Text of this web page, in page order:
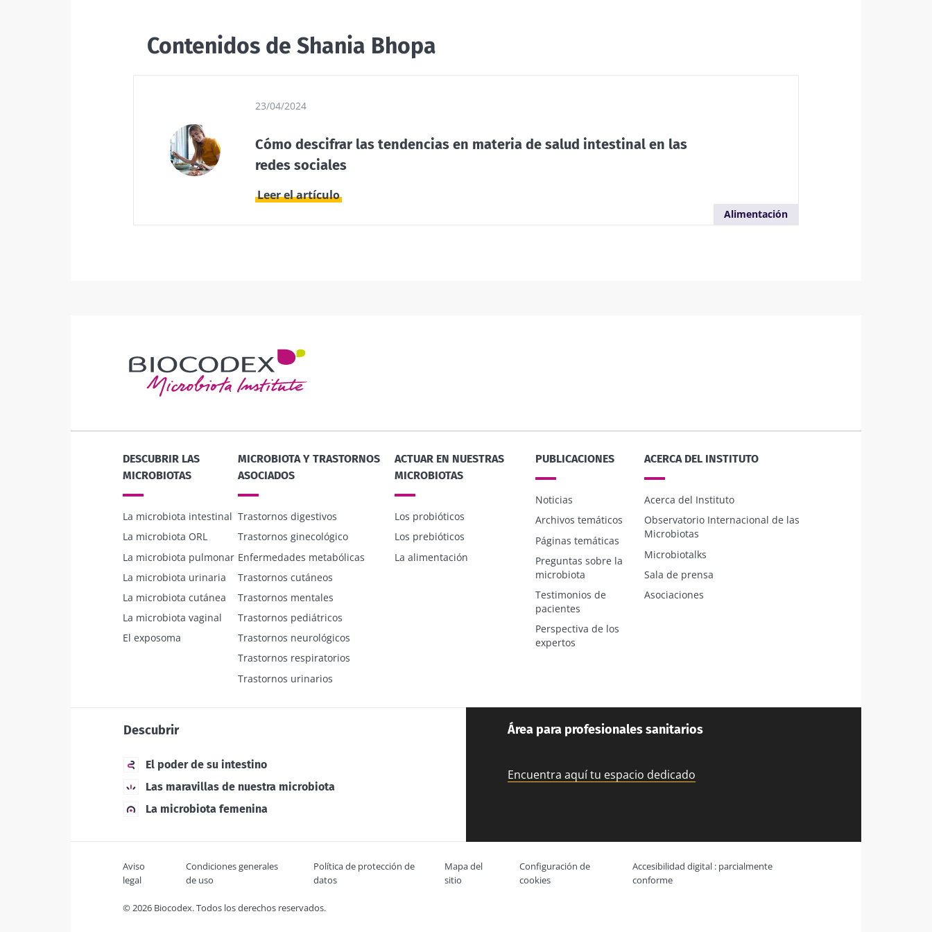
Contenidos de Shania Bhopa
23/04/2024
Cómo descifrar las tendencias en materia de salud intestinal en las
redes sociales
Leer el artículo
Alimentación
burbujeante, ácido y
el kéfir está
paladar ...
Más información
de la preferencia
DESCUBRIR LAS
MICROBIOTAS
La microbiota intestinal
La microbiota ORL
La microbiota pulmonar
La microbiota urinaria
La microbiota cutánea
La microbiota vaginal
El exposoma
MICROBIOTA Y TRASTORNOS
ASOCIADOS
Trastornos digestivos
Trastornos ginecológico
Enfermedades metabólicas
Trastornos cutáneos
Trastornos mentales
Trastornos pediátricos
Trastornos neurológicos
Trastornos respiratorios
Trastornos urinarios
ACTUAR EN NUESTRAS
MICROBIOTAS
Los probióticos
Los prebióticos
La alimentación
PUBLICACIONES
Noticias
Archivos temáticos
Páginas temáticas
Preguntas sobre la
microbiota
Testimonios de
pacientes
Perspectiva de los
expertos
ACERCA DEL INSTITUTO
Acerca del Instituto
Observatorio Internacional de las
Microbiotas
Microbiotalks
Sala de prensa
Asociaciones
Descubrir
El poder de su intestino
Las maravillas de nuestra microbiota
La microbiota femenina
Área para profesionales sanitarios
Encuentra aquí tu espacio dedicado
© 2026 Biocodex. Todos los derechos reservados.
Aviso
legal
Condiciones generales
de uso
Política de protección de
datos
Mapa del
sitio
Configuración de
cookies
Accesibilidad digital : parcialmente
conforme